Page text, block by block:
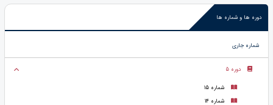
دوره ها و شماره ها
شماره جاری
دوره 5
شماره 15
شماره 14